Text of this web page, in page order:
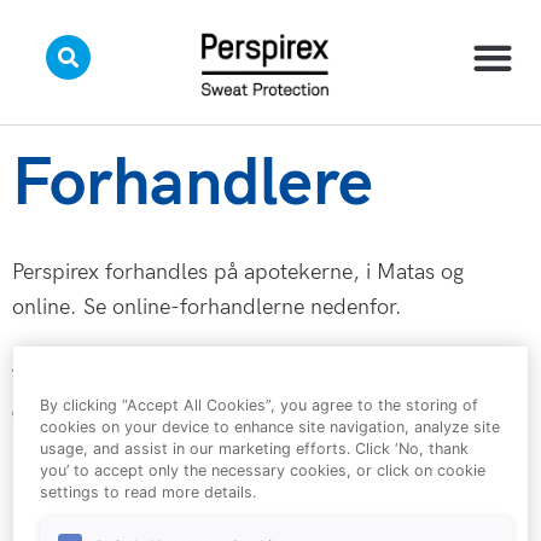
content
Forhandlere
Perspirex forhandles på apotekerne, i Matas og
online. Se online-forhandlerne nedenfor.
Vi gør opmærksom på, at forhandler-siderne ikke er
ejet eller kontrolleret af perspirex.dk og af Orkla Care
Danmark. Orkla Care Danmark er ikke ansvarlig for
indholdet på forhandlernes sider.
By clicking “Accept All Cookies”, you agree to the storing of
cookies on your device to enhance site navigation, analyze site
usage, and assist in our marketing efforts. Click ‘No, thank
you’ to accept only the necessary cookies, or click on cookie
settings to read more details.